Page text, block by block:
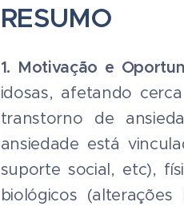
RESUMO
1. Motivação e
idosas, afetando
transtorno de
ansiedade está
suporte social, etc),
biológicos